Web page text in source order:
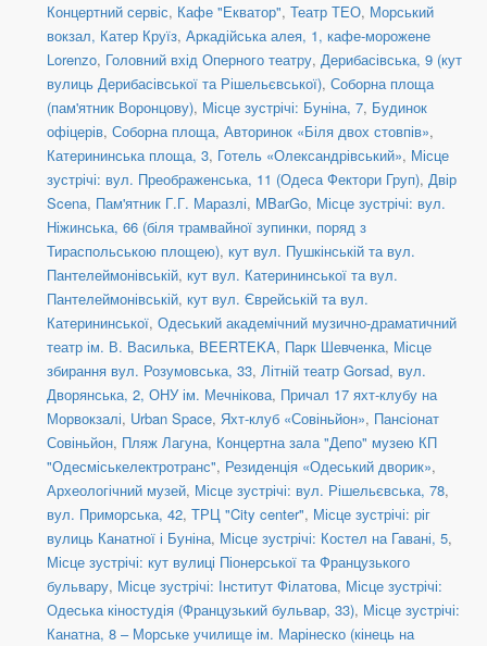
Концертний сервіс, Кафе "Екватор", Театр ТЕО, Морський
вокзал, Катер Круїз, Аркадійська алея, 1, кафе-морожене
Lorenzo, Головний вхід Оперного театру, Дерибасівська, 9 (кут
вулиць Дерибасівської та Рішельєвської), Соборна площа
(пам'ятник Воронцову), Місце зустрічі: Буніна, 7, Будинок
офіцерів, Соборна площа, Авторинок «Біля двох стовпів»,
Катерининська площа, 3, Готель «Олександрівський», Місце
зустрічі: вул. Преображенська, 11 (Одеса Фектори Груп), Двір
Scena, Пам'ятник Г.Г. Маразлі, MBarGo, Місце зустрічі: вул.
Ніжинська, 66 (біля трамвайної зупинки, поряд з
Тираспольською площею), кут вул. Пушкінській та вул.
Пантелеймонівській, кут вул. Катерининської та вул.
Пантелеймонівській, кут вул. Єврейській та вул.
Катерининської, Одеський академічний музично-драматичний
театр ім. В. Василька, BEERTEKA, Парк Шевченка, Місце
збирання вул. Розумовська, 33, Літній театр Gorsad, вул.
Дворянська, 2, ОНУ ім. Мечнікова, Причал 17 яхт-клубу на
Морвокзалі, Urban Space, Яхт-клуб «Совіньйон», Пансіонат
Совіньйон, Пляж Лагуна, Концертна зала "Депо" музею КП
"Одесміськелектротранс", Резиденція «Одеський дворик»,
Археологічний музей, Місце зустрічі: вул. Рішельєвська, 78,
вул. Приморська, 42, ТРЦ "City center", Місце зустрічі: ріг
вулиць Канатної і Буніна, Місце зустрічі: Костел на Гавані, 5,
Місце зустрічі: кут вулиці Піонерської та Французького
бульвару, Місце зустрічі: Інститут Філатова, Місце зустрічі:
Одеська кіностудія (Французький бульвар, 33), Місце зустрічі:
Канатна, 8 – Морське училище ім. Марінеско (кінець на